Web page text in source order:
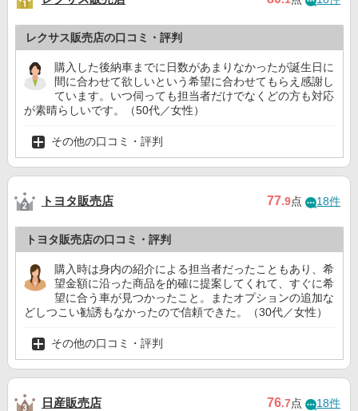
レクサス販売店の口コミ・評判
購入した後納車までに日数があまりなかったが誕生日に
間に合わせて欲しいという希望に合わせてもらえ感謝し
ています。いつ伺っても担当者だけでなくどの方も対応
が素晴らしいです。（50代／女性）
その他の口コミ・評判
トヨタ販売店 77.9点 18件
トヨタ販売店の口コミ・評判
購入時は身内の紹介による担当者だったこともあり、希
望金額に沿った商品を的確に提案してくれて、すぐに希
望に合う車が見つかったこと。またオプションの追加な
どしつこい勧誘もなかったので信頼できた。（30代／女性）
その他の口コミ・評判
日産販売店 76.7点 18件